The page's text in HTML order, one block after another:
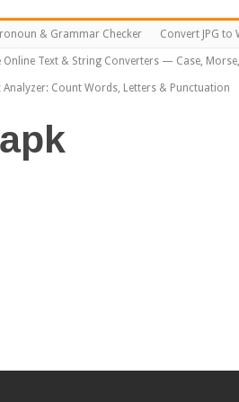
& Grammar Checker Convert JPG to
Online Text & String Converters — Case,
Analyzer: Count Words, Letters & Punctuation